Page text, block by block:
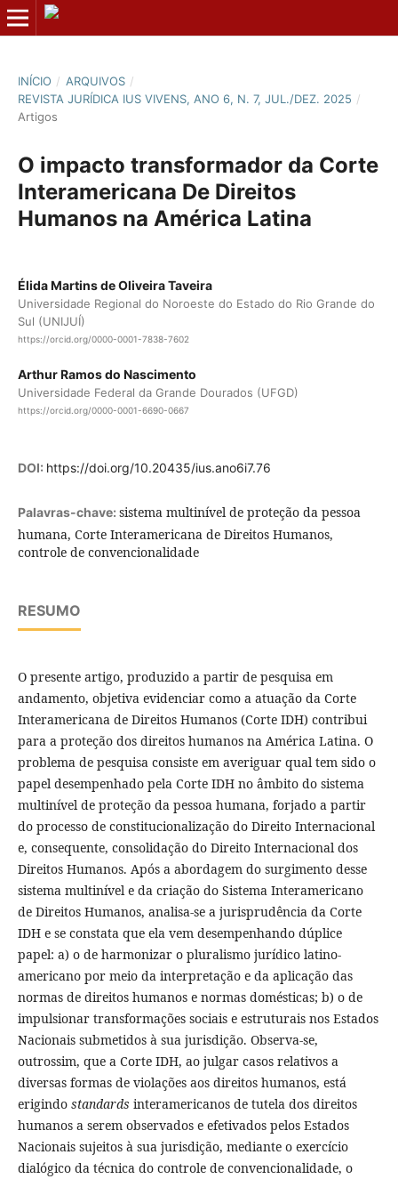
INÍCIO / ARQUIVOS /
REVISTA JURÍDICA IUS VIVENS, ANO 6, N. 7, JUL./DEZ. 2025 /
Artigos
O impacto transformador da Corte
Interamericana De Direitos
Humanos na América Latina
Élida Martins de Oliveira Taveira
Universidade Regional do Noroeste do Estado do Rio Grande do
Sul (UNIJUÍ)
https://orcid.org/0000-0001-7838-7602
Arthur Ramos do Nascimento
Universidade Federal da Grande Dourados (UFGD)
https://orcid.org/0000-0001-6690-0667
DOI: https://doi.org/10.20435/ius.ano6i7.76
Palavras-chave: sistema multinível de proteção da pessoa
humana, Corte Interamericana de Direitos Humanos,
controle de convencionalidade
RESUMO
O presente artigo, produzido a partir de pesquisa em
andamento, objetiva evidenciar como a atuação da Corte
Interamericana de Direitos Humanos (Corte IDH) contribui
para a proteção dos direitos humanos na América Latina. O
problema de pesquisa consiste em averiguar qual tem sido o
papel desempenhado pela Corte IDH no âmbito do sistema
multinível de proteção da pessoa humana, forjado a partir
do processo de constitucionalização do Direito Internacional
e, consequente, consolidação do Direito Internacional dos
Direitos Humanos. Após a abordagem do surgimento desse
sistema multinível e da criação do Sistema Interamericano
de Direitos Humanos, analisa-se a jurisprudência da Corte
IDH e se constata que ela vem desempenhando dúplice
papel: a) o de harmonizar o pluralismo jurídico latino-
americano por meio da interpretação e da aplicação das
normas de direitos humanos e normas domésticas; b) o de
impulsionar transformações sociais e estruturais nos Estados
Nacionais submetidos à sua jurisdição. Observa-se,
outrossim, que a Corte IDH, ao julgar casos relativos a
diversas formas de violações aos direitos humanos, está
erigindo standards interamericanos de tutela dos direitos
humanos a serem observados e efetivados pelos Estados
Nacionais sujeitos à sua jurisdição, mediante o exercício
dialógico da técnica do controle de convencionalidade, o